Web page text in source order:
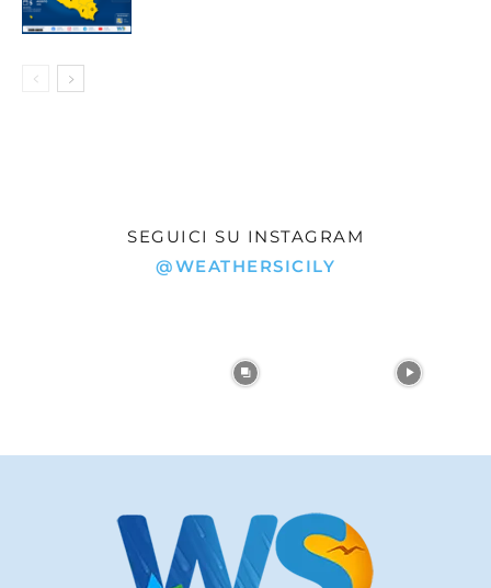
SEGUICI SU INSTAGRAM
@WEATHERSICILY